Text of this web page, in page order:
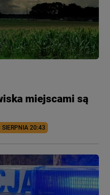
miejscami są
SIERPNIA 20:43